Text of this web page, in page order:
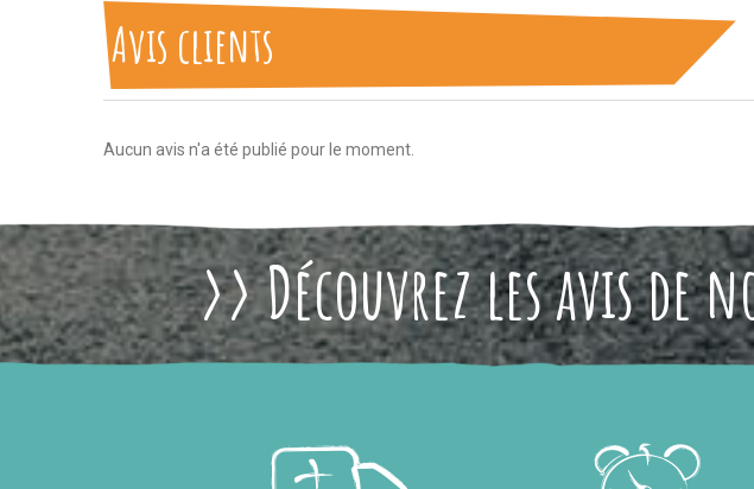
Avis clients
Aucun avis n'a été publié pour le moment.
>> Découvrez les avis de